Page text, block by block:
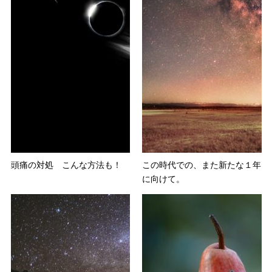
頭痛の対処 こんな方法も！
この時代での、また新たな１年
に向けて。